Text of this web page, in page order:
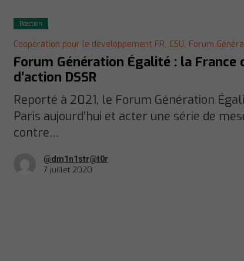
Réaction
Coopération pour le développement FR, CSU, Forum
Forum Génération Égalité : la
d’action DSSR
Reporté à 2021, le Forum Génération
Paris aujourd’hui et acter une série de
contre…
@dm1n1str@t0r
7 juillet 2020